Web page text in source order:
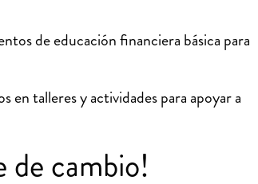
de educación financiera básica para
en talleres y actividades para apoyar a
de cambio!